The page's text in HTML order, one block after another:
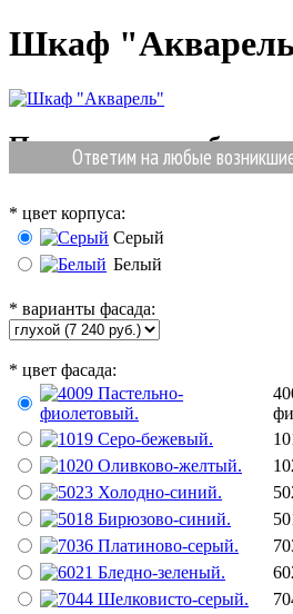
Ответим на любые
Шкаф
Позиции для выбора
* цвет корпуса:
Серый
Белый
* варианты фасада:
* цвет фасада: